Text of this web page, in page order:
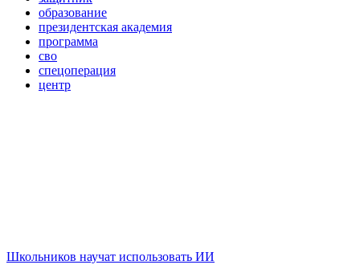
образование
президентская академия
программа
сво
спецоперация
центр
Школьников научат использовать ИИ